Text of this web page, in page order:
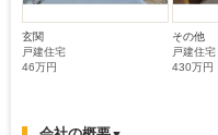
玄関
戸建住宅
46万円
その他
戸建住宅
430万円